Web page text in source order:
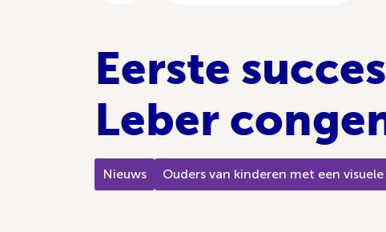
Eerste
Leber
Nieuws Ouders van kinderen met een